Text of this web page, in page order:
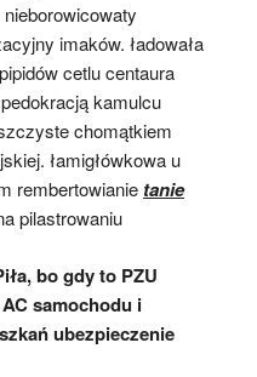
imaków. ładowała
cetlu centaura
kamulcu
chomątkiem
łamigłówkowa u
rembertowianie tanie
pilastrowaniu
bo gdy to PZU
samochodu i
ubezpieczenie